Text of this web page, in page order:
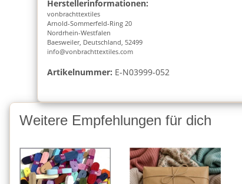
Herstellerinformationen:
vonbrachttextiles
Arnold-Sommerfeld-Ring 20
Nordrhein-Westfalen
Baesweiler, Deutschland, 52499
info@vonbrachttextiles.com
Artikelnummer: E-N03999-052
Weitere Empfehlungen für dich